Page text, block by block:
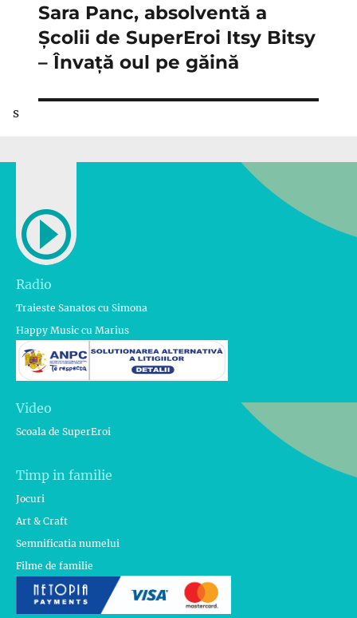
Articolul
următor:
Sara Panc, absolventă a
Școlii de SuperEroi Itsy Bitsy
– Învață oul pe găină
s
Radio
Traieste Sanatos cu Simona
Happy Music cu Marius
Video
Scoala de SuperEroi
Timp in familie
Jocuri
Art & Craft
Semnificatia numelui
Filme de familie